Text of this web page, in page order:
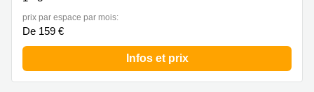
prix par espace par mois:
De 159 €
Infos et prix